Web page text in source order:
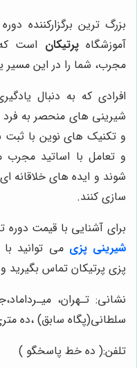
بزرگ ترین برگزارکننده
آموزشگاهپرتیکان است
مجرب، شما را در این مسیر
افرادی که به دنبال
شیرینی های منحصر به
و تکنیک های نوین با
و تعامل با اساتید
شوند و ایده های خلاقانه
سازی کنند.
برای آشنایی با قیمت
شیرینی پزی می توانید
پزی پرتیکان تماس بگیرید
نشانی: تـهران،
سلطانی(پگاه سابق) ،ده متری
تلفن:( ده خط پاسخگو )